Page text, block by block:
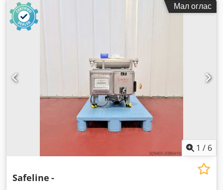
Мал оглас
1 / 6
Safeline -